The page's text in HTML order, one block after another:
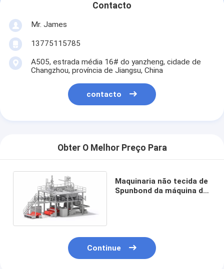
Contacto
Mr. James
13775115785
A505, estrada média 16# do yanzheng, cidade de
Changzhou, província de Jiangsu, China
contacto
Obter O Melhor Preço Para
Maquinaria não tecida de
Spunbond da máquina de
Continue